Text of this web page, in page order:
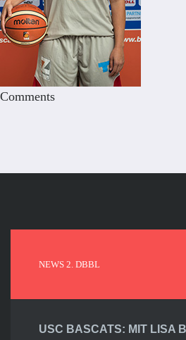
Comments
NEWS 2. DBBL
USC BASCATS: MIT LISA